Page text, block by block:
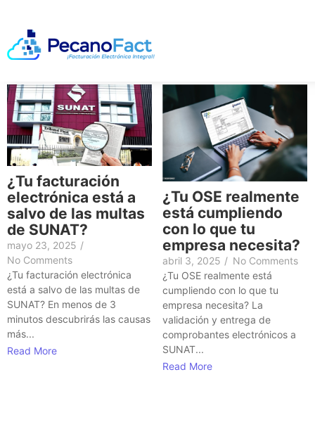
¿Tu facturación
electrónica está a
salvo de las multas
de SUNAT?
mayo 23, 2025 /
No Comments
¿Tu facturación electrónica
está a salvo de las multas de
SUNAT? En menos de 3
minutos descubrirás las causas
más...
Read More
¿Tu OSE realmente
está cumpliendo
con lo que tu
empresa necesita?
abril 3, 2025 / No Comments
¿Tu OSE realmente está
cumpliendo con lo que tu
empresa necesita? La
validación y entrega de
comprobantes electrónicos a
SUNAT...
Read More